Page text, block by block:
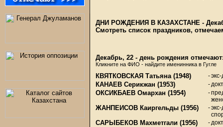
ДНИ РОЖДЕНИЯ В КАЗАХСТАНЕ -
Смотреть список праздников,
Декабрь, 22 - день рождения
Кликните на ФИО - найдите именинника в Гугле
КВЯТКОВСКАЯ Татьяна(1948) -
КАНАЕВ Серикжан (1953) -
ОКСИКБАЕВ Омархан (1954) -
ЖАНПЕИСОВ Каиргельды (1956) -
САРЫБЕКОВ Махметгали (1956) -